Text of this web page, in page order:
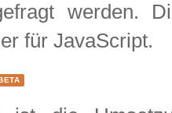
werden.
für JavaScript.
BETA